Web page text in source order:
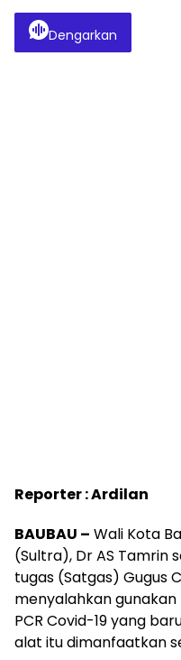
Dengarkan
Reporter : Ardilan
BAUBAU – Wali Kota
(Sultra), Dr AS Tamrin
tugas (Satgas) Gugus
menyalahkan
PCR Covid-19 yang
alat itu dimanfaatkan